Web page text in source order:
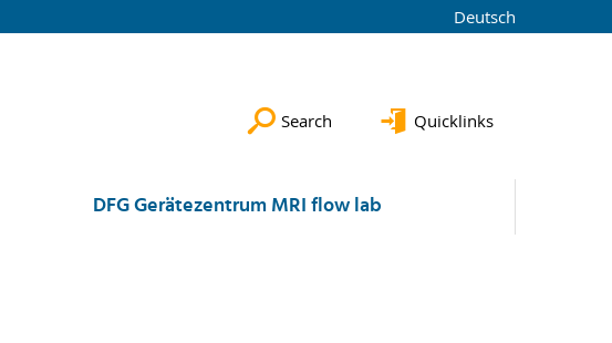
Deutsch
Search Quicklinks
DFG Gerätezentrum MRI flow lab